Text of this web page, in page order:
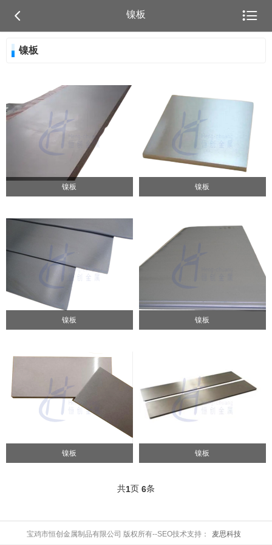
 镍板 
镍板
镍板 镍板
镍板 镍板
镍板 镍板
共1页 6条
宝鸡市恒创金属制品有限公司 版权所有--SEO技术支持： 麦思科技